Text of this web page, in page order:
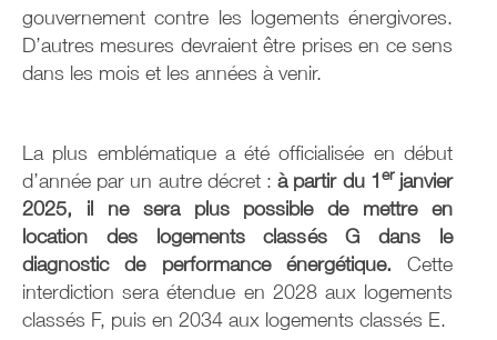
gouvernement contre les logements énergivores.
D’autres mesures devraient être prises en ce sens
dans les mois et les années à venir.
La plus emblématique a été officialisée en début
d’année par un autre décret :à partir du 1erjanvier
2025, il ne sera plus possible de mettre en
location des logements classés G dans le
diagnostic de performance énergétique. Cette
interdiction sera étendue en 2028 aux logements
classés F, puis en 2034 aux logements classés E.